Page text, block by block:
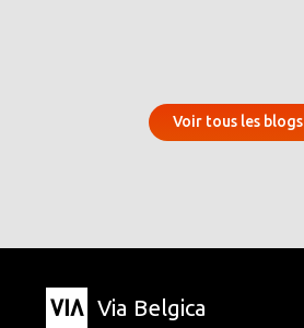
Voir tous les blogs
Via Belgica